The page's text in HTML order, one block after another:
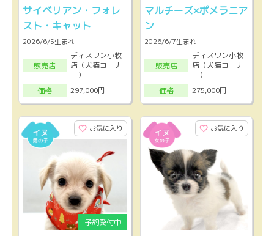
サイベリアン・フォレ
スト・キャット
2026/6/5生まれ
販売店
ディスワン小牧
店（犬猫コーナ
ー）
価格
297,000円
マルチーズ×ポメラニア
ン
2026/6/7生まれ
販売店
ディスワン小牧
店（犬猫コーナ
ー）
価格
275,000円
お気に入り お気に入り